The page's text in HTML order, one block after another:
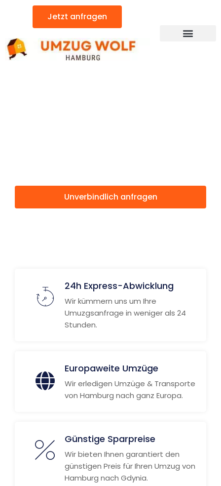
Jetzt anfragen
Unverbindlich anfragen
24h Express-Abwicklung
Wir kümmern uns um Ihre
Umuzgsanfrage in weniger als 24
Stunden.
Europaweite Umzüge
Wir erledigen Umzüge & Transporte
von Hamburg nach ganz Europa.
Günstige Sparpreise
Wir bieten Ihnen garantiert den
günstigen Preis für Ihren Umzug von
Hamburg nach Gdynia.